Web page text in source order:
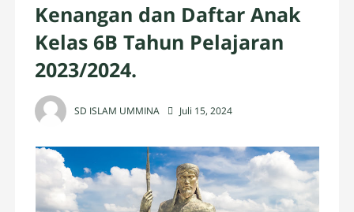
Kenangan dan Daftar Anak
Kelas 6B Tahun Pelajaran
2023/2024.
SD ISLAM UMMINA Juli 15, 2024